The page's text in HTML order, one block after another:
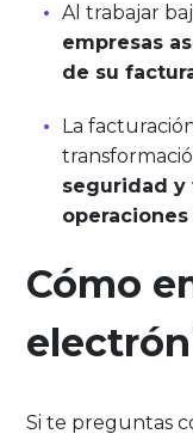
Al trabajar
empresas
de su
La
seguridad y
Cómo
Si te preguntas